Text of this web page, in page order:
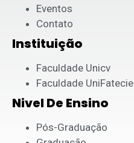
Eventos
Contato
Instituição
Faculdade Unicv
Faculdade UniFatecie
Nivel De Ensino
Pós-Graduação